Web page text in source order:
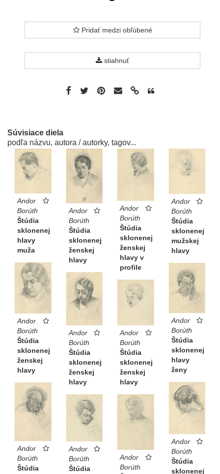
Pridať medzi obľúbené
stiahnuť
Súvisiace diela
podľa názvu, autora / autorky, tagov...
Andor
Borúth
Štúdia
sklonenej
hlavy
muža
Andor
Borúth
Štúdia
sklonenej
ženskej
hlavy
Andor
Borúth
Štúdia
sklonenej
ženskej
hlavy v
profile
Andor
Borúth
Štúdia
sklonenej
mužskej
hlavy
Andor
Borúth
Štúdia
sklonenej
ženskej
hlavy
Andor
Borúth
Štúdia
sklonenej
hlavy
ženy
Andor
Borúth
Štúdia
sklonenej
ženskej
hlavy
Andor
Borúth
Štúdia
sklonenej
ženskej
hlavy
Andor
Borúth
Štúdia
sklonenej
Andor
Borúth
Štúdia
Andor
Borúth
Štúdia
Andor
Borúth